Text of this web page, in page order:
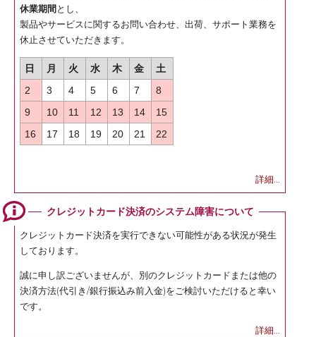
休業期間 とし、
製品やサービスに関するお問い合わせ、出荷、サポート業務を
休止させていただきます。
日 月 火 水 木 金
土
2
3 4 5 6 7
8
9
10 11 12 13 14
15
16
17 18 19 20 21 22
詳細...
クレジットカード決済のシステム障害について
クレジットカード決済を実行できない可能性がある状況が発生
しております。
誠に申し訳ございませんが、別のクレジットカードまたは他の
決済方法(代引き/銀行振込み前入金)をご検討いただけると幸い
です。
詳細...